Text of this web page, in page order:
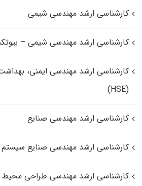
کارشناسی ارشد مهندسی شیمی
کارشناسی ارشد مهندسی شیمی –
کارشناسی ارشد مهندسی ایمنی،
(HSE)
کارشناسی ارشد مهندسی صنایع
کارشناسی ارشد مهندسی صنایع سیستم
کارشناسی ارشد مهندسی طراحی